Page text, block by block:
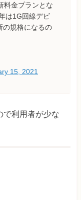
料金プランとな
は1G回線デビ
の規格になるの
15, 2021
で利用者が少な